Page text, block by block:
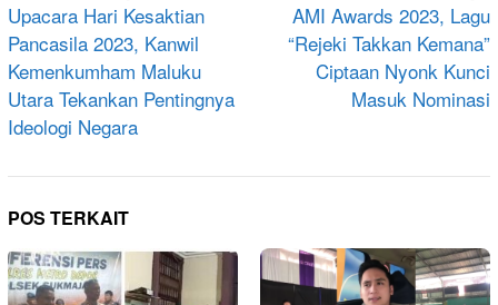
pos
Upacara Hari Kesaktian
Pancasila 2023, Kanwil
Kemenkumham Maluku
Utara Tekankan Pentingnya
Ideologi Negara
AMI Awards 2023, Lagu
“Rejeki Takkan Kemana”
Ciptaan Nyonk Kunci
Masuk Nominasi
POS TERKAIT